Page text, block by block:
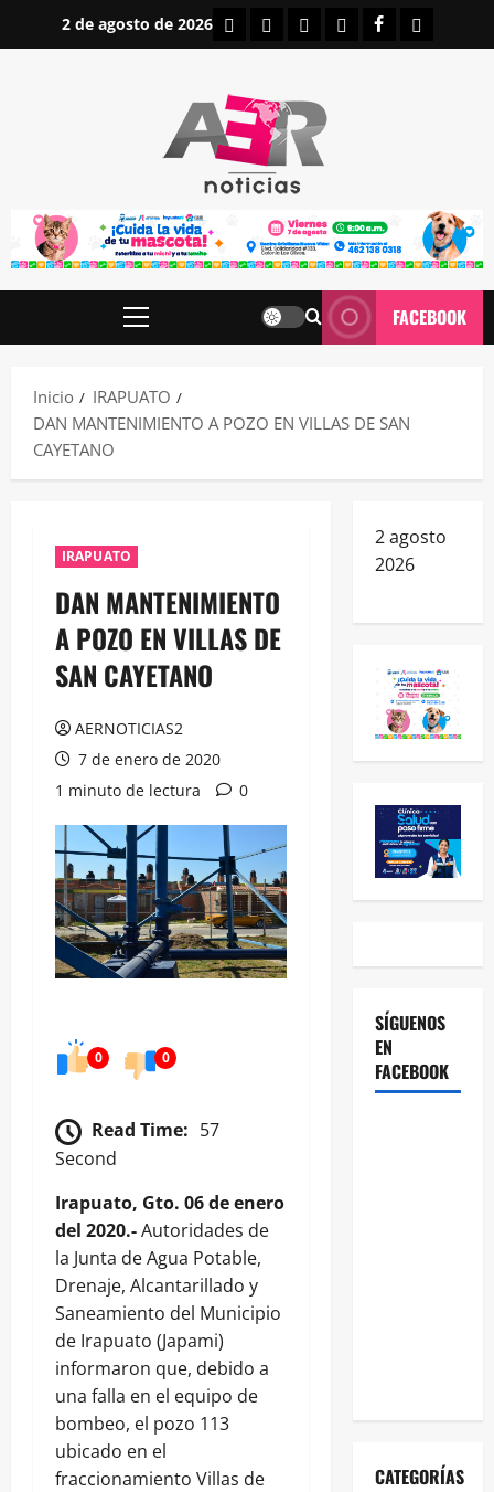
2 de agosto de 2026 INICIOIRAPUATO
ESTATALES
NACIONALES
FACEBOOK
Menú
FACEBOOK
Inicio
IRAPUATO
DAN MANTENIMIENTO A POZO EN VILLAS DE SAN
CAYETANO
IRAPUATO
DAN MANTENIMIENTO
A POZO EN VILLAS DE
SAN CAYETANO
AERNOTICIAS2
7 de enero de 2020
1 minuto de lectura
0
0 0
Read Time: 57
Second
Irapuato, Gto. 06 de enero
del 2020.-Autoridades de
la Junta de Agua Potable,
Drenaje, Alcantarillado y
Saneamiento del Municipio
de Irapuato (Japami)
informaron que, debido a
una falla en el equipo de
bombeo, el pozo 113
ubicado en el
fraccionamiento Villas de
2 agosto
2026
SÍGUENOS
EN
FACEBOOK
CATEGORÍAS